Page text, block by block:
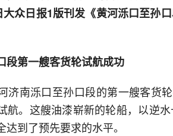
众日报1版刊发《黄河泺口至孙
段第一艘客货轮试航成功
济南泺口至孙口段的第一艘客
航。这艘油漆崭新的轮船，以逆
到了预先要求的水平。